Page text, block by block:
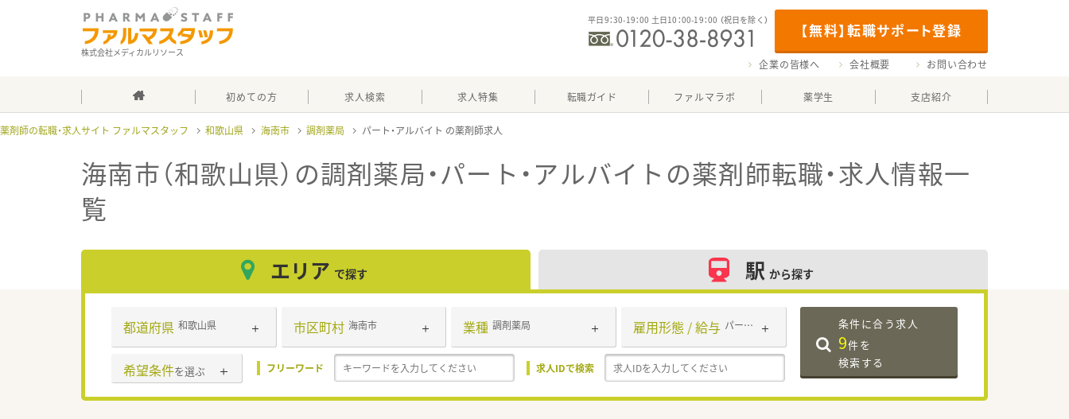
株式会社メディカルリソース
【無料】転職サポート登録
平日9：30-19：00 土日10：00-19：00 （祝日を除く）
企業の皆様へ 会社概要 お問い合わせ
初めての方 求人検索 求人特集 転職ガイド ファルマラボ 薬学生 支店紹介
薬剤師の転職・求人サイト ファルマスタッフ 和歌山県 海南市 調剤薬局 パート・アルバイト
海南市（和歌山県）の調剤薬局・パート・アルバイト の薬剤師転職・求人情報一
覧
エリア で探す 駅 から探す
都道府県 和歌山県 市区町村 海南市 業種 調剤薬局 雇用形態 / 給与 パート・アルバイト
希望条件を選ぶ フリーワード 求人IDで検索
条件に合う求人
9件を
検索する